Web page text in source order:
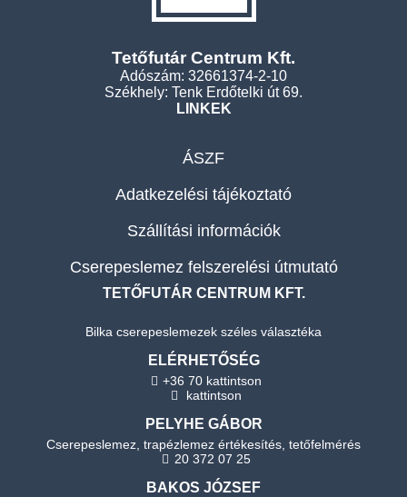
Tetőfutár Centrum Kft.
Adószám: 32661374-2-10
Székhely: Tenk Erdőtelki út 69.
LINKEK
ÁSZF
Adatkezelési tájékoztató
Szállítási információk
Cserepeslemez felszerelési útmutató
TETŐFUTÁR CENTRUM KFT.
Bilka cserepeslemezek széles választéka
ELÉRHETŐSÉG
+36 70 kattintson
kattintson
PELYHE GÁBOR
Cserepeslemez, trapézlemez értékesítés, tetőfelmérés
20 372 07 25
BAKOS JÓZSEF